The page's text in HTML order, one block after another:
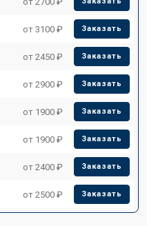
от 3100 ₽ Заказать
от 2450 ₽ Заказать
от 2900 ₽ Заказать
от 1900 ₽ Заказать
от 1900 ₽ Заказать
от 2400 ₽ Заказать
от 2500 ₽ Заказать